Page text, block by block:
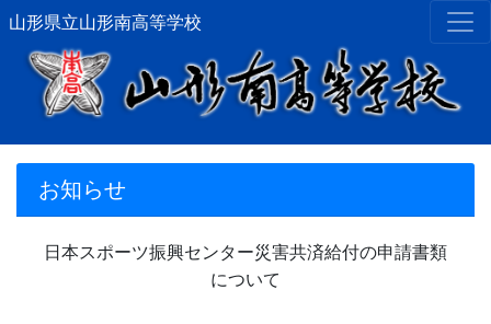
山形県立山形南高等学校
お知らせ
日本スポーツ振興センター災害共済給付の申請書類
について